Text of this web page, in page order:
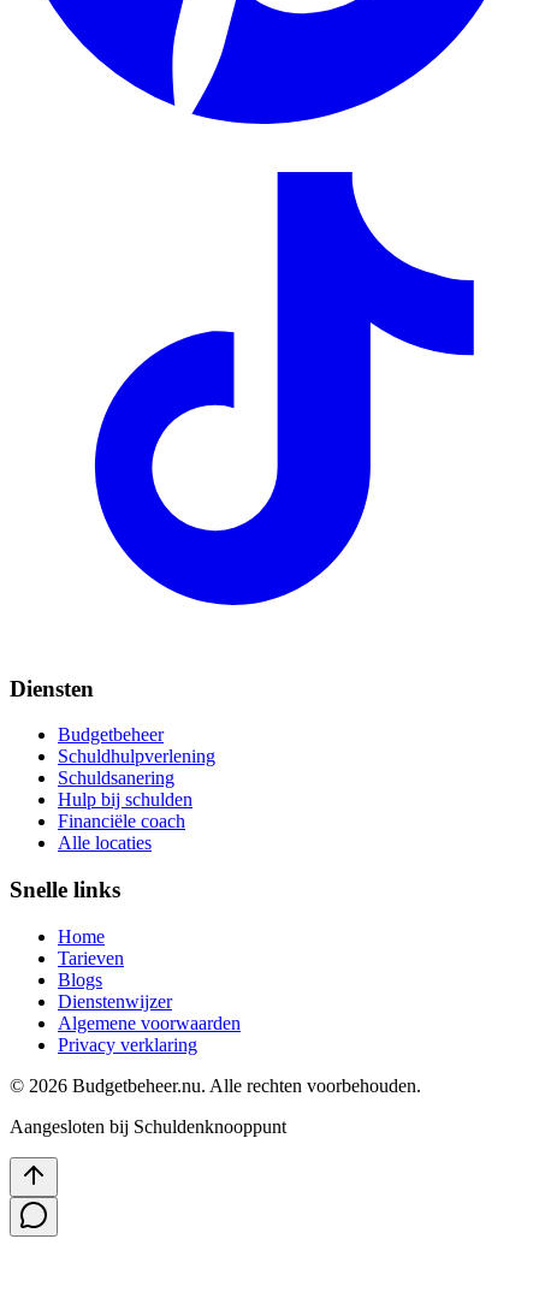
Diensten
Budgetbeheer
Schuldhulpverlening
Schuldsanering
Hulp bij schulden
Financiële coach
Alle locaties
Snelle links
Home
Tarieven
Blogs
Dienstenwijzer
Algemene voorwaarden
Privacy verklaring
© 2026 Budgetbeheer.nu. Alle rechten voorbehouden.
Aangesloten bij Schuldenknooppunt